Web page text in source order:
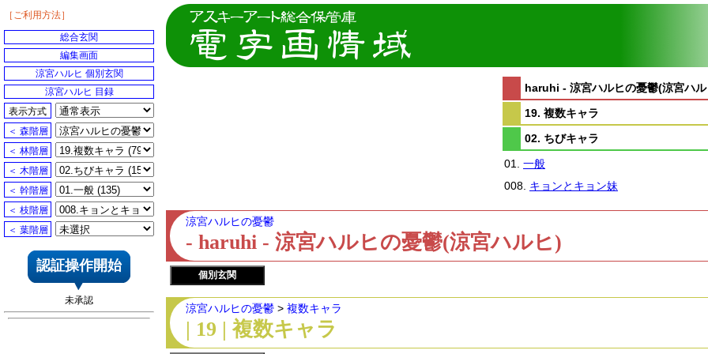
haruhi - 涼宮ハルヒの憂鬱(涼宮ハ
19. 複数キャラ
02. ちびキャラ
01. 一般
008. キョンとキョン妹
涼宮ハルヒの憂鬱
- haruhi - 涼宮ハルヒの憂鬱(涼宮ハルヒ)
個別玄関
涼宮ハルヒの憂鬱 > 複数キャラ
| 19 | 複数キャラ
［ご利用方法］
総合玄関
編集画面
涼宮ハルヒ 個別玄関
涼宮ハルヒ 目録
表示方式
＜ 森階層
＜ 林階層
＜ 木階層
＜ 幹階層
＜ 枝階層
＜ 葉階層
認証操作開始
未承認